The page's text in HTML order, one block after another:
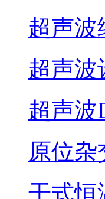
超声波
超声波
超声波
原位
干式恒